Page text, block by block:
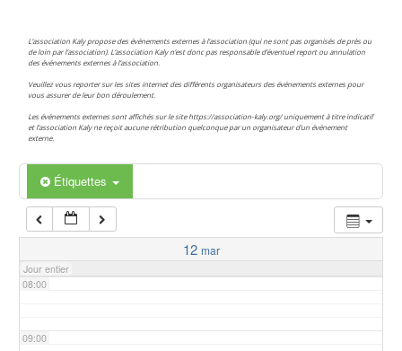
L’association Kaly propose des événements externes à l’association (qui ne sont pas organisés de près ou
de loin par l’association). L’association Kaly n’est donc pas responsable d’éventuel report ou annulation
des événements externes à l’association.
Veuillez vous reporter sur les sites internet des différents organisateurs des événements externes pour
vous assurer de leur bon déroulement.
Les événements externes sont affichés sur le site https://association-kaly.org/ uniquement à titre indicatif
et l’association Kaly ne reçoit aucune rétribution quelconque par un organisateur d’un événement
externe.
Étiquettes
12 mar
Jour entier
04:00
05:00
06:00
07:00
08:00
09:00